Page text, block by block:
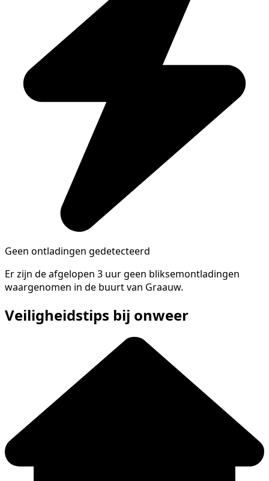
Geen ontladingen gedetecteerd
Er zijn de afgelopen 3 uur geen bliksemontladingen
waargenomen in de buurt van Graauw.
Veiligheidstips bij onweer